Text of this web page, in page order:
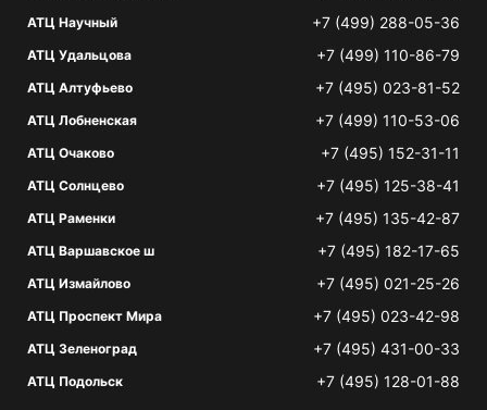
АТЦ Научный +7 (499) 288-05-36
АТЦ Удальцова +7 (499) 110-86-79
АТЦ Алтуфьево +7 (495) 023-81-52
АТЦ Лобненская +7 (499) 110-53-06
АТЦ Очаково +7 (495) 152-31-11
АТЦ Солнцево +7 (495) 125-38-41
АТЦ Раменки +7 (495) 135-42-87
АТЦ Варшавское ш +7 (495) 182-17-65
АТЦ Измайлово +7 (495) 021-25-26
АТЦ Проспект Мира +7 (495) 023-42-98
АТЦ Зеленоград +7 (495) 431-00-33
АТЦ Подольск +7 (495) 128-01-88